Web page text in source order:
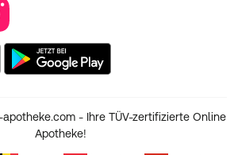
- Ihre TÜV-zertifizierte Online
Apotheke!